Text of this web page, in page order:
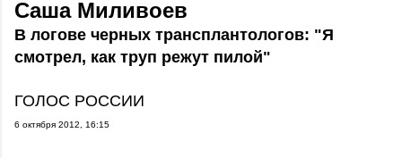
Саша Миливоев
В логове черных трансплантологов: "Я
смотрел, как труп режут пилой"
ГОЛОС РОССИИ
6 октября 2012, 16:15